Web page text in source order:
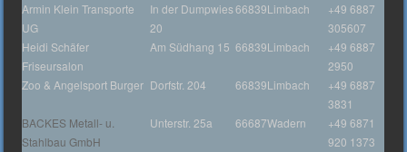
Armin Klein Transporte
UG
In der Dumpwies
20
66839Limbach
+49 6887
305607
Heidi Schäfer
Friseursalon
Am Südhang 15 66839Limbach
+49 6887
2950
Zoo & Angelsport Burger Dorfstr. 204 66839Limbach
+49 6887
3831
BACKES Metall- u.
Stahlbau GmbH
Unterstr. 25a 66687Wadern
+49 6871
920 1373